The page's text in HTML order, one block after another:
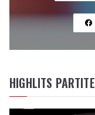
HIGHLITS